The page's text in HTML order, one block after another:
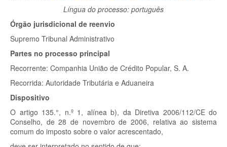
Língua do processo: português
Órgão jurisdicional de reenvio
Supremo Tribunal Administrativo
Partes no processo principal
Recorrente: Companhia União de Crédito Popular, S. A.
Recorrida: Autoridade Tributária e Aduaneira
Dispositivo
O artigo 135.°, n.º 1, alínea b), da Diretiva 2006/112/CE do
Conselho, de 28 de novembro de 2006, relativa ao sistema
comum do imposto sobre o valor acrescentado,